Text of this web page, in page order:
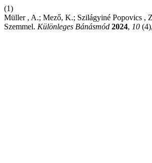
(1)
Müller , A.; Mező, K.; Szilágyiné Popovics ,
Szemmel. Különleges Bánásmód 2024, 10